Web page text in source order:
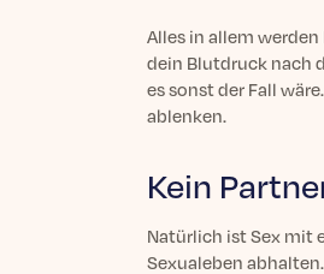
Alles in allem
dein Blutdruck nach
es sonst der Fall
ablenken.
Kein
Natürlich ist Sex mit
Sexualeben